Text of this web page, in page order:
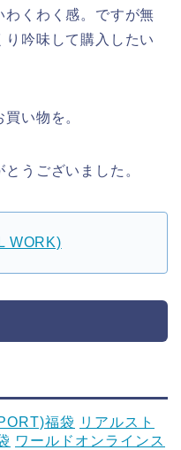
くわく感。ですが無
吟味して購入したい
い物を。
うございました。
WORK)
福袋 リアルスト
ワールドオンラインス